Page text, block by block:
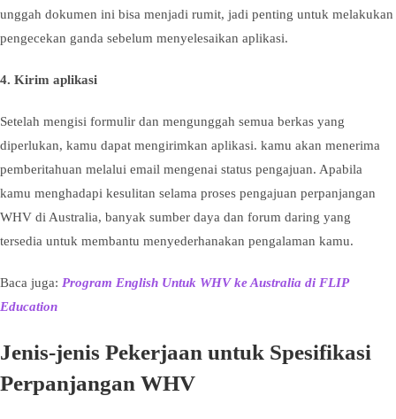
unggah dokumen ini bisa menjadi rumit, jadi penting untuk melakukan
pengecekan ganda sebelum menyelesaikan aplikasi.
4. Kirim aplikasi
Setelah mengisi formulir dan mengunggah semua berkas yang
diperlukan, kamu dapat mengirimkan aplikasi. kamu akan menerima
pemberitahuan melalui email mengenai status pengajuan. Apabila
kamu menghadapi kesulitan selama proses pengajuan perpanjangan
WHV di Australia, banyak sumber daya dan forum daring yang
tersedia untuk membantu menyederhanakan pengalaman kamu.
Baca juga: Program English Untuk WHV ke Australia di FLIP
Education
Jenis-jenis Pekerjaan untuk Spesifikasi
Perpanjangan WHV